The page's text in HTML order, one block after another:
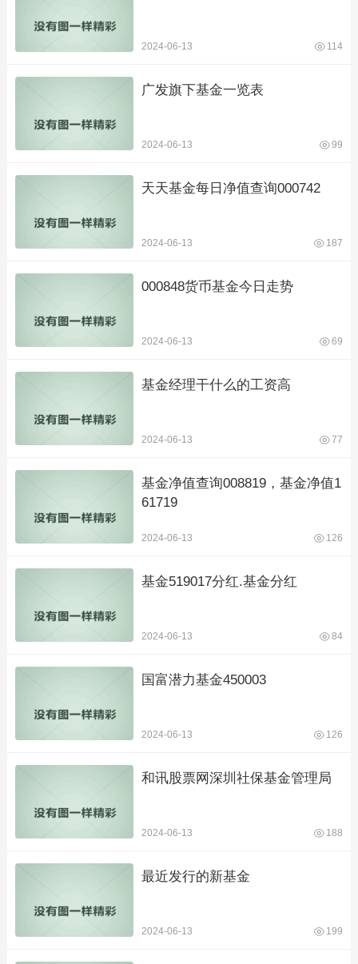
2024-06-13 114
广发旗下基金一览表
2024-06-13 99
天天基金每日净值查询000742
2024-06-13 187
000848货币基金今日走势
2024-06-13 69
基金经理干什么的工资高
2024-06-13 77
基金净值查询008819，基金净值1
61719
2024-06-13 126
基金519017分红.基金分红
2024-06-13 84
国富潜力基金450003
2024-06-13 126
和讯股票网深圳社保基金管理局
2024-06-13 188
最近发行的新基金
2024-06-13 199